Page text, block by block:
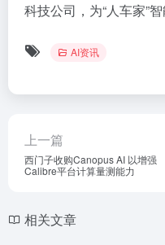
科技公司，为“人车家”
AI资讯
上一篇
西门子收购Canopus AI 以增强
Calibre平台计算量测能力
相关文章